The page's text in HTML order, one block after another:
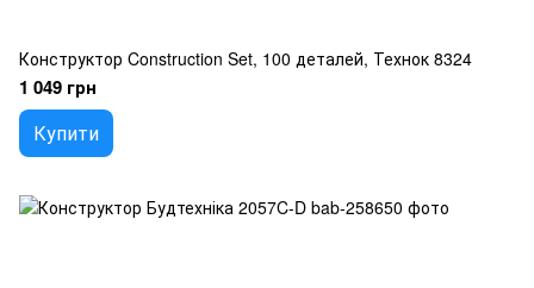
Конструктор Construction Set, 100 деталей, Технок 8324
1 049 грн
Купити